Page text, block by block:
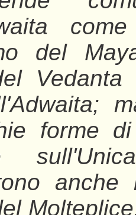
del
forme